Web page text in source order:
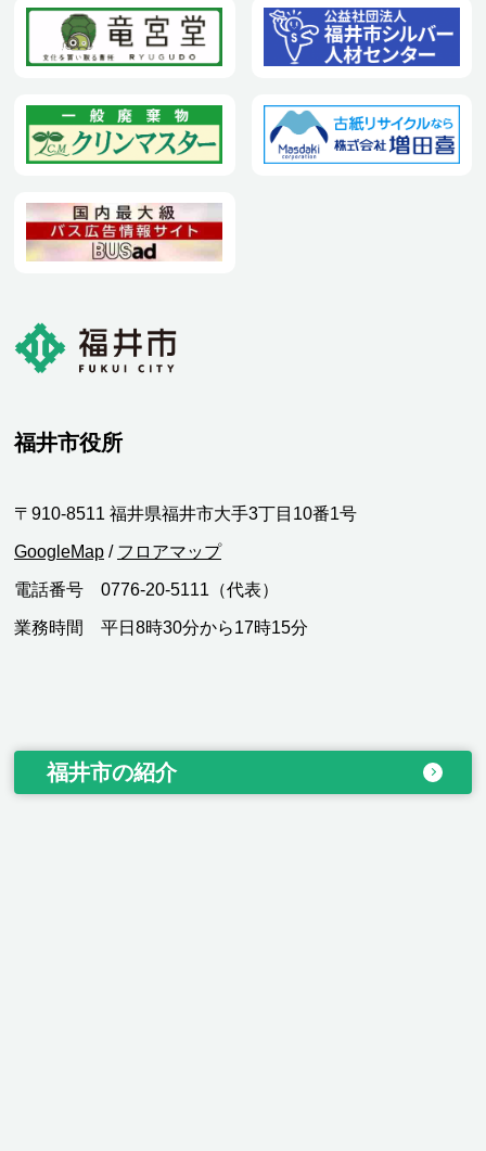
福井市役所
〒910-8511 福井県福井市大手3丁目10番1号
GoogleMap / フロアマップ
電話番号 0776-20-5111（代表）
業務時間 平日8時30分から17時15分
福井市の紹介